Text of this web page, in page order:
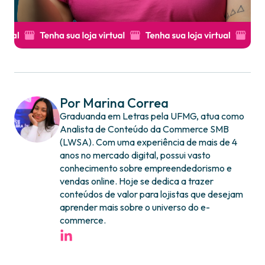
Por Marina Correa
Graduanda em Letras pela UFMG, atua como
Analista de Conteúdo da Commerce SMB
(LWSA). Com uma experiência de mais de 4
anos no mercado digital, possui vasto
conhecimento sobre empreendedorismo e
vendas online. Hoje se dedica a trazer
conteúdos de valor para lojistas que desejam
aprender mais sobre o universo do e-
commerce.